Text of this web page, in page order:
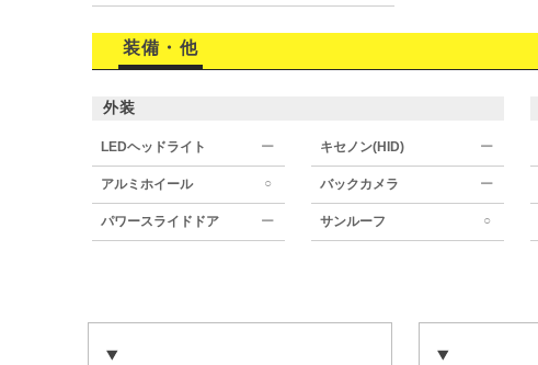
装備・他
外装
LEDヘッドライト ー キセノン(HID) ー
アルミホイール ○ バックカメラ ー
パワースライドドア ー サンルーフ ○